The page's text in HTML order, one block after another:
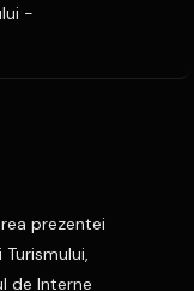
-
prezentei
de Interne